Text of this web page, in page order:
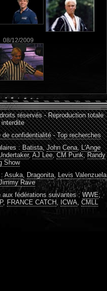
08/12/2009
réservés - Reproduction totale
de confidentialité-Top recherches
:Batista,John Cena,L'Ange
,AJ Lee,CM Punk,Randy
Show
Asuka, Dragonita, Levis Valenzuela
Rave
aux fédérations suivantes : WWE,
, FRANCE CATCH ICWA CMLL